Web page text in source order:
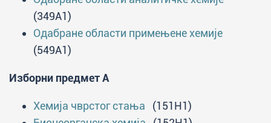
(349A1)
Одабране области примењене хемије
(549A1)
Изборни предмет А
Хемија чврстог стања (151H1)